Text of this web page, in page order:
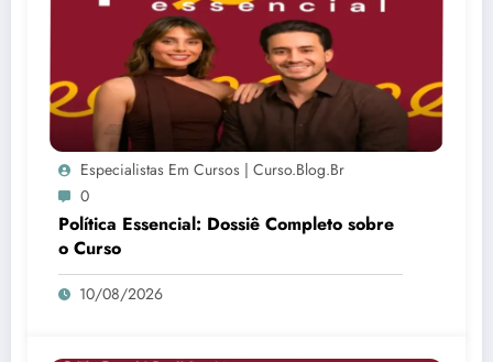
Especialistas Em Cursos | Curso.blog.br
0
Política Essencial: Dossiê Completo sobre
o Curso
10/08/2026